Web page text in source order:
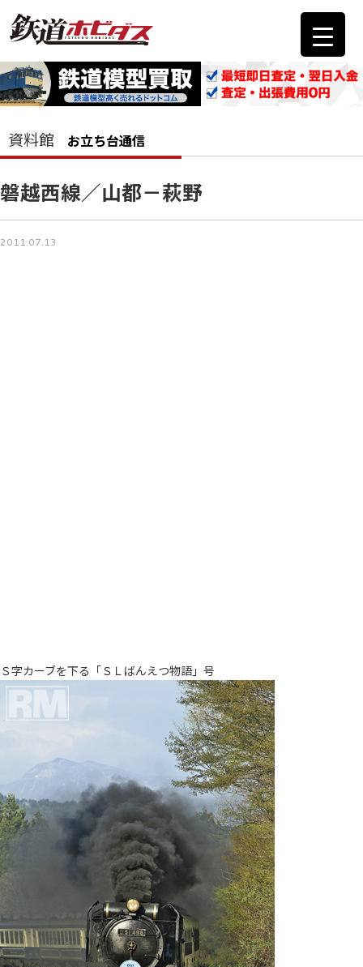
資料館 お立ち台通信
磐越西線／山都－萩野
2011.07.13
Ｓ字カーブを下る「ＳＬばんえつ物語」号